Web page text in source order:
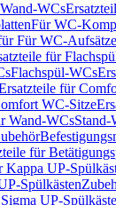
Wand-WCs
Für WC-
Für WC-Aufsätze
für
Flachspül-WCs
für
WC-Sitze
Wand-WCsStand-
für
Kappa UP-
Spülkästen
UP-